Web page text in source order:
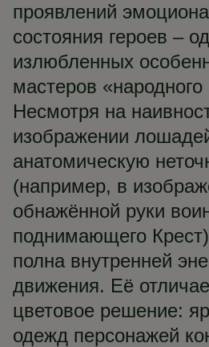
проявлений
состояния героев –
излюбленных
мастеров
Несмотря на
изображении
анатомическую
(например, в
обнажённой руки
поднимающего
полна внутренней
движения. Её
цветовое решение:
одежд персонажей